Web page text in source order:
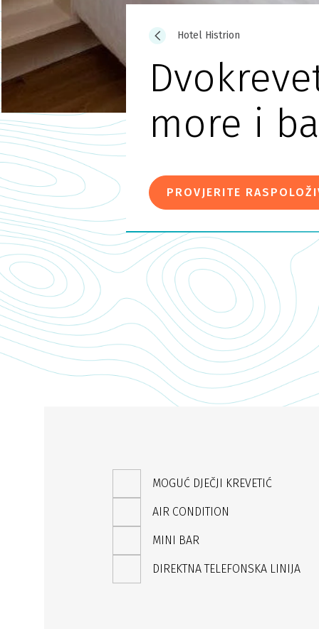
Hotel Histrion
more i
PROVJERITE
MOGUĆ DJEČJI KREVETIĆ
AIR CONDITION
MINI BAR
DIREKTNA TELEFONSKA LINIJA